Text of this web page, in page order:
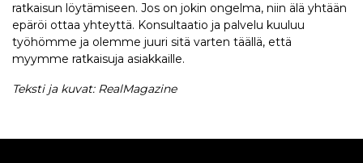
ratkaisun löytämiseen. Jos on jokin ongelma, niin älä yhtään
epäröi ottaa yhteyttä. Konsultaatio ja palvelu kuuluu
työhömme ja olemme juuri sitä varten täällä, että
myymme ratkaisuja asiakkaille.
Teksti ja kuvat: RealMagazine